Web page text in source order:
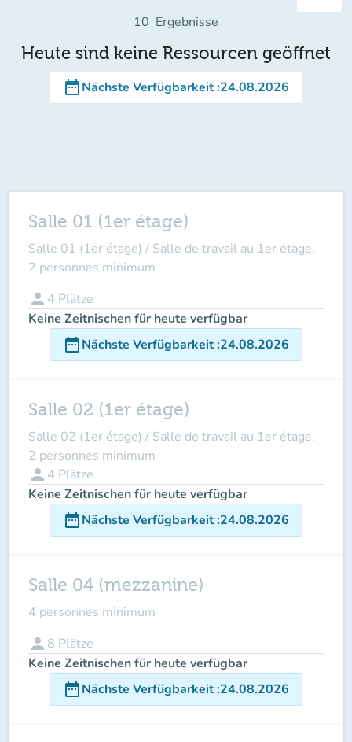
10 Ergebnisse
Heute sind keine Ressourcen geöffnet
date_rangeNächste Verfügbarkeit:24.08.2026
Salle 01 (1er étage)
Salle 01 (1er étage) / Salle de travail au 1er étage,
2 personnes minimum
person 4 Plätze
Keine Zeitnischen für heute verfügbar
date_rangeNächste Verfügbarkeit:24.08.2026
Salle 02 (1er étage)
Salle 02 (1er étage) / Salle de travail au 1er étage,
2 personnes minimum
person 4 Plätze
Keine Zeitnischen für heute verfügbar
date_rangeNächste Verfügbarkeit:24.08.2026
Salle 04 (mezzanine)
4 personnes minimum
person 8 Plätze
Keine Zeitnischen für heute verfügbar
date_rangeNächste Verfügbarkeit:24.08.2026